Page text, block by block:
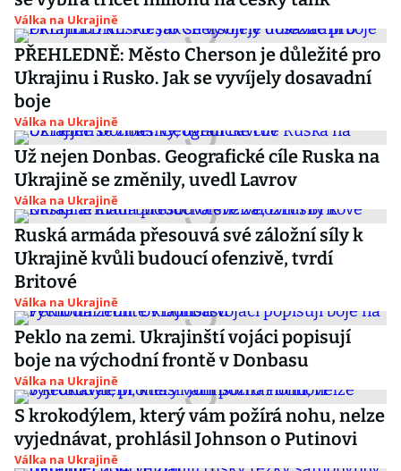
Válka na Ukrajině
PŘEHLEDNĚ: Město Cherson je důležité pro
Ukrajinu i Rusko. Jak se vyvíjely dosavadní
boje
Válka na Ukrajině
Už nejen Donbas. Geografické cíle Ruska na
Ukrajině se změnily, uvedl Lavrov
Válka na Ukrajině
Ruská armáda přesouvá své záložní síly k
Ukrajině kvůli budoucí ofenzivě, tvrdí
Britové
Válka na Ukrajině
Peklo na zemi. Ukrajinští vojáci popisují
boje na východní frontě v Donbasu
Válka na Ukrajině
S krokodýlem, který vám požírá nohu, nelze
vyjednávat, prohlásil Johnson o Putinovi
Válka na Ukrajině